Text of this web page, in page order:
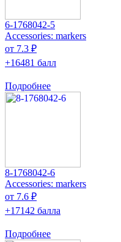
6-1768042-5
Accessories: markers
от 7.3 ₽
+16481 балл
Подробнее
8-1768042-6
Accessories: markers
от 7.6 ₽
+17142 балла
Подробнее